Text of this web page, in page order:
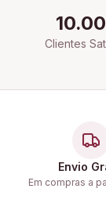
Clientes
Envio
Em compras a